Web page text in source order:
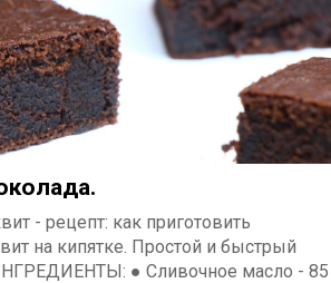
- рецепт: как приготовить
на кипятке. Простой и быстрый
● Сливочное масло - 85